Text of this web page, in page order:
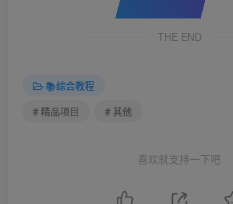
THE END
📚综合教程
# 精品项目
# 其他
喜欢就支持一下吧